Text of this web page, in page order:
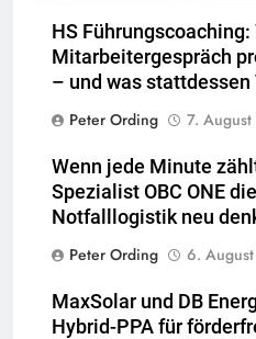
HS Führungscoaching:
Mitarbeitergespräch
– und was
Peter Ording
7.
Wenn jede Minute
Spezialist OBC ONE
Notfalllogistik neu
Peter Ording
6.
MaxSolar und DB
Hybrid-PPA für